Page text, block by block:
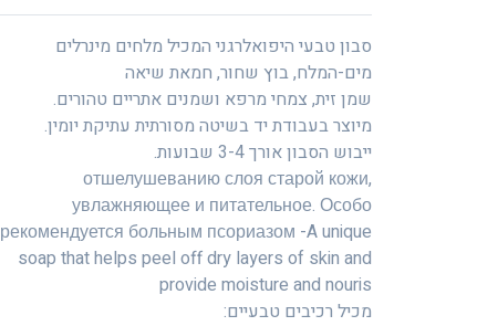
סבון טבעי היפואלרגני המכיל מלחים מינרלים
מים-המלח, בוץ שחור, חמאת שיאה
שמן זית, צמחי מרפא ושמנים אתריים טהורים.
מיוצר בעבודת יד בשיטה מסורתית עתיקת יומין.
ייבוש הסבון אורך 3-4 שבועות.
отшелушеванию слоя старой кожи,
увлажняющее и питательное. Особо
рекомендуется больным псориазом -A unique
soap that helps peel off dry layers of skin and
provide moisture and nouris
מכיל רכיבים טבעיים: